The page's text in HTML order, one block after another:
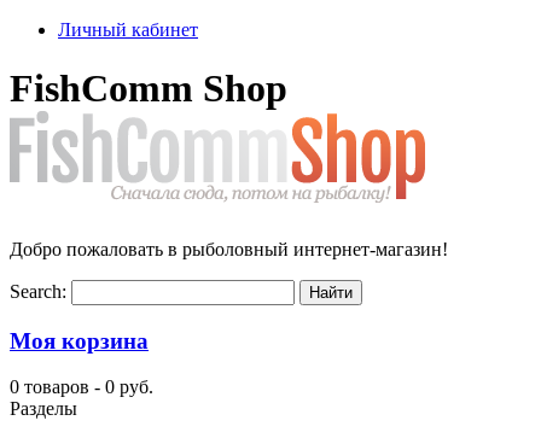
Личный кабинет
FishComm Shop
Добро пожаловать в рыболовный интернет-магазин!
Search:
Моя корзина
0 товаров - 0 руб.
Разделы